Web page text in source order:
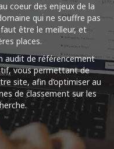
coeur des enjeux de la
qui ne souffre pas
être le meilleur, et
places.
audit de référencement
vous permettant de
site, afin d’optimiser au
de classement sur les